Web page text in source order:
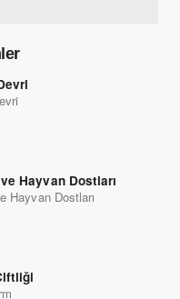
Hayvan Dostları
Hayvan Dostları